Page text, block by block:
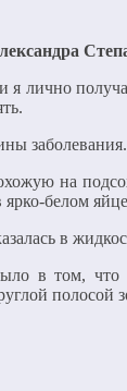
я лично
заболевания.
на
ярко-белом
в
в том, что
полосой